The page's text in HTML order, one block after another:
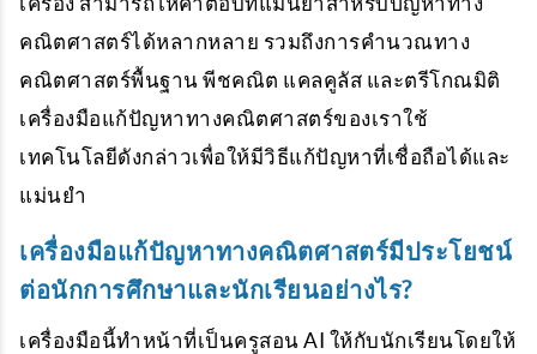
คณิตศาสตร์ได้หลากหลาย รวมถึงการคำนวณทาง
คณิตศาสตร์พื้นฐาน พีชคณิต แคลคูลัส และตรีโกณมิติ
เครื่องมือแก้ปัญหาทางคณิตศาสตร์ของเราใช้
เทคโนโลยีดังกล่าวเพื่อให้มีวิธีแก้ปัญหาที่เชื่อถือได้และ
แม่นยำ
เครื่องมือแก้ปัญหาทางคณิตศาสตร์มีประโยชน์
ต่อนักการศึกษาและนักเรียนอย่างไร?
เครื่องมือนี้ทำหน้าที่เป็นครูสอน AI ให้กับนักเรียนโดยให้